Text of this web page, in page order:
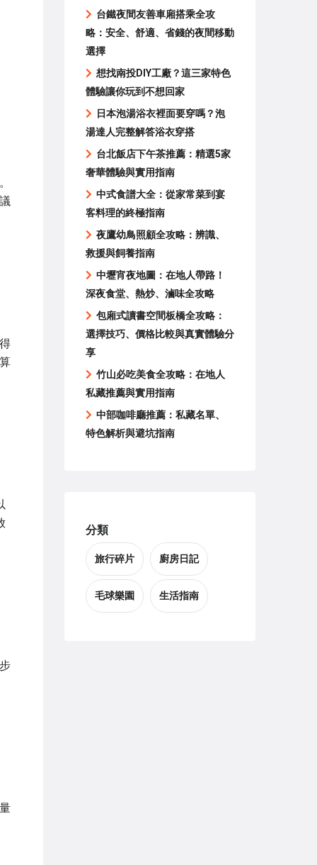
台鐵夜間友善車廂搭乘全攻
略：安全、舒適、省錢的夜間移動
選擇
想找南投DIY工廠？這三家特色
體驗讓你玩到不想回家
日本泡湯浴衣裡面要穿嗎？泡
湯達人完整解答浴衣穿搭
台北飯店下午茶推薦：精選5家
奢華體驗與實用指南
中式食譜大全：從家常菜到宴
客料理的終極指南
夜鷹幼鳥照顧全攻略：辨識、
救援與飼養指南
中壢宵夜地圖：在地人帶路！
深夜食堂、熱炒、滷味全攻略
包廂式讀書空間板橋全攻略：
選擇技巧、價格比較與真實體驗分
享
竹山必吃美食全攻略：在地人
私藏推薦與實用指南
中部咖啡廳推薦：私藏名單、
特色解析與避坑指南
分類
旅行碎片 廚房日記
毛球樂園 生活指南